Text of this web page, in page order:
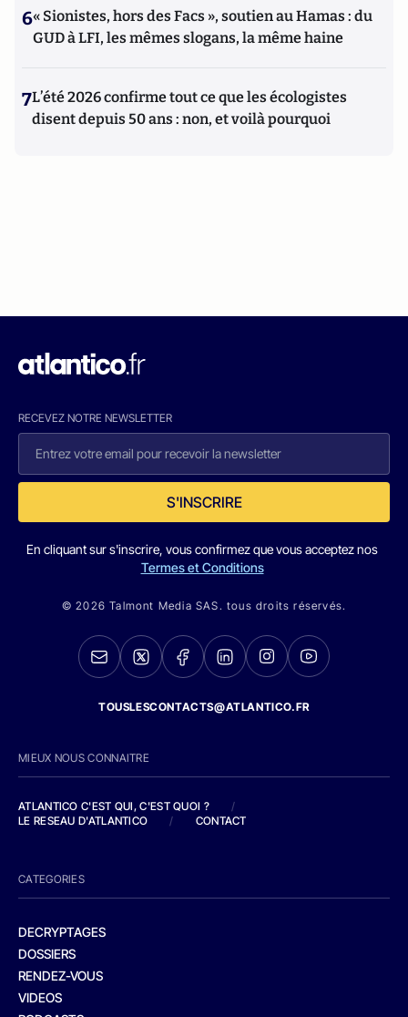
6« Sionistes, hors des Facs », soutien au Hamas : du
GUD à LFI, les mêmes slogans, la même haine
7L’été 2026 confirme tout ce que les écologistes
disent depuis 50 ans : non, et voilà pourquoi
RECEVEZ NOTRE NEWSLETTER
S'INSCRIRE
En cliquant sur s'inscrire, vous confirmez que vous acceptez nos
Termes et Conditions
© 2026 Talmont Media SAS. tous droits réservés.
TOUSLESCONTACTS@ATLANTICO.FR
MIEUX NOUS CONNAITRE
ATLANTICO C'EST QUI, C'EST QUOI ?
/
LE RESEAU D'ATLANTICO
/ CONTACT
CATEGORIES
DECRYPTAGES
DOSSIERS
RENDEZ-VOUS
VIDEOS